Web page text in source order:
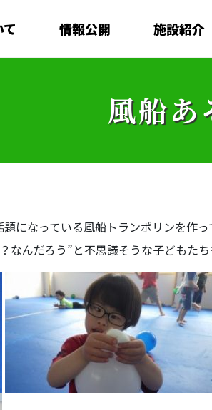
情報公開 施設紹介
風船あ
になっている風船トランポリンを作
なんだろう”と不思議そうな子どもたち